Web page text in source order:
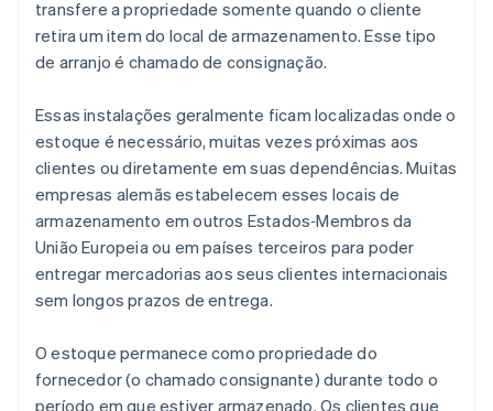
transfere a propriedade somente quando o cliente
retira um item do local de armazenamento. Esse tipo
de arranjo é chamado de consignação.
Essas instalações geralmente ficam localizadas onde o
estoque é necessário, muitas vezes próximas aos
clientes ou diretamente em suas dependências. Muitas
empresas alemãs estabelecem esses locais de
armazenamento em outros Estados‑Membros da
União Europeia ou em países terceiros para poder
entregar mercadorias aos seus clientes internacionais
sem longos prazos de entrega.
O estoque permanece como propriedade do
fornecedor (o chamado consignante) durante todo o
período em que estiver armazenado. Os clientes que